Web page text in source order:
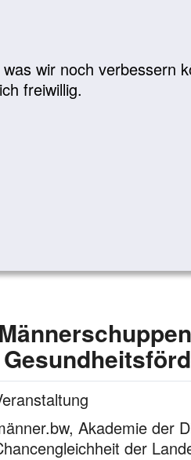
wir noch verbessern
freiwillig.
Akademie der
der